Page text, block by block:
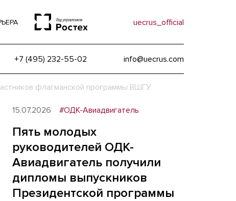
uecrus_official
+7 (495) 232-55-02 info@uecrus.com
флагманской программы ВШГУ
15.07.2026 #ОДК-Авиадвигатель
Пять молодых
руководителей ОДК-
Авиадвигатель получили
дипломы выпускников
Президентской программы